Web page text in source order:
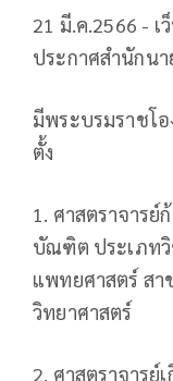
21 มี.ค.2566 - เ
ประกาศสำนักน
มีพระบรมราชโ
ตั้ง
1. ศาสตราจารย์
บัณฑิต ประเภท
แพทยศาสตร์ สา
วิทยาศาสตร์
2. ศาสตราจาร